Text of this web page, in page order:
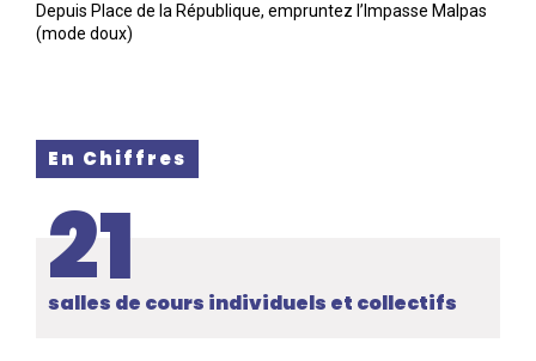
Depuis Place de la République, empruntez l’Impasse Malpas
(mode doux)
En Chiffres
21
salles de cours individuels et collectifs